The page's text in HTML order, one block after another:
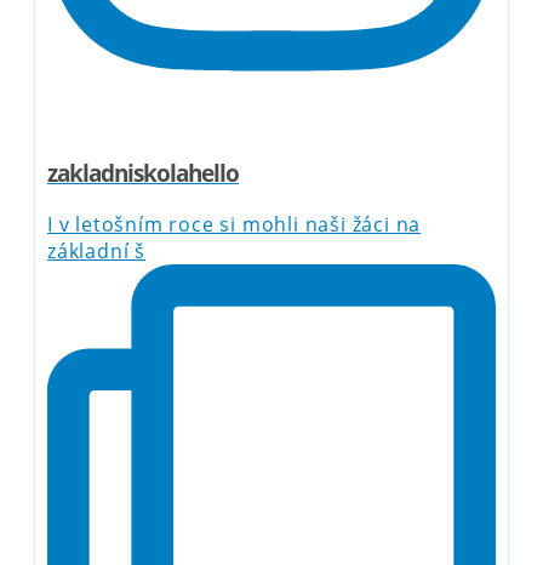
zakladniskolahello
I v letošním roce si mohli naši žáci na
základní š